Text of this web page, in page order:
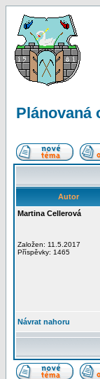
Plánovaná
Autor
Martina Cellerová
Založen: 11.5.2017
Příspěvky: 1465
Návrat nahoru